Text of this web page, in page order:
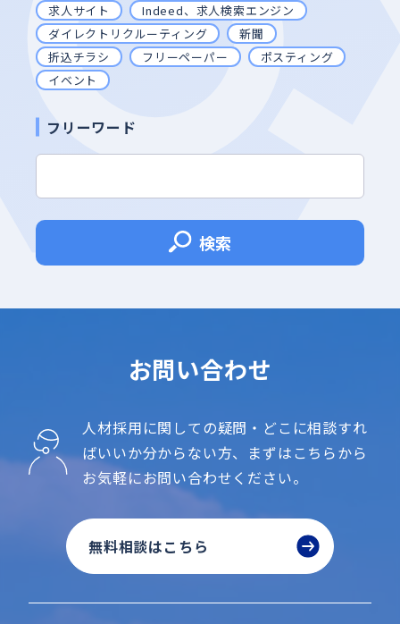
求人サイト
Indeed、求人検索エンジン
ダイレクトリクルーティング
新聞
折込チラシ
フリーペーパー
ポスティング
イベント
フリーワード
検索
お問い合わせ
人材採用に関しての疑問・どこに相談すれ
ばいいか分からない方、 まずはこちらから
お気軽にお問い合わせください。
無料相談はこちら